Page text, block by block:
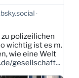
polizeilichen
wichtig ist es m.
wie eine Welt
gesellschaft...